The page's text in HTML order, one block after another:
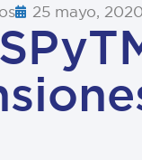
25 mayo, 2020